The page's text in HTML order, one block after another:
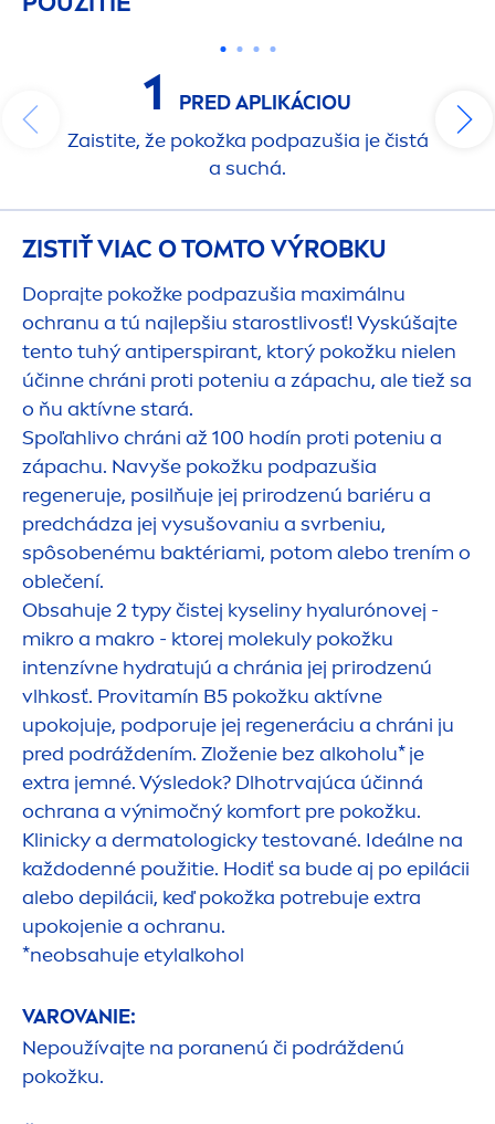
1
PRED APLIKÁCIOU
Zaistite, že pokožka podpazušia je čistá
a suchá.
ZISTIŤ VIAC O TOMTO VÝROBKU
Doprajte pokožke podpazušia maximálnu
ochranu a tú najlepšiu starostlivosť! Vyskúšajte
tento tuhý antiperspirant, ktorý pokožku nielen
účinne chráni proti poteniu a zápachu, ale tiež sa
o ňu aktívne stará.
Spoľahlivo chráni až 100 hodín proti poteniu a
zápachu. Navyše pokožku podpazušia
regeneruje, posilňuje jej prirodzenú bariéru a
predchádza jej vysušovaniu a svrbeniu,
spôsobenému baktériami, potom alebo trením o
oblečení.
Obsahuje 2 typy čistej kyseliny hyalurónovej -
mikro a makro - ktorej molekuly pokožku
intenzívne hydratujú a chránia jej prirodzenú
vlhkosť. Provitamín B5 pokožku aktívne
upokojuje, podporuje jej regeneráciu a chráni ju
pred podráždením. Zloženie bez alkoholu* je
extra jemné. Výsledok? Dlhotrvajúca účinná
ochrana a výnimočný komfort pre pokožku.
Klinicky a dermatologicky testované. Ideálne na
každodenné použitie. Hodiť sa bude aj po epilácii
alebo depilácii, keď pokožka potrebuje extra
upokojenie a ochranu.
*neobsahuje etylalkohol
VAROVANIE:
Nepoužívajte na poranenú či podráždenú
pokožku.